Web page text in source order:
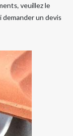
veuillez le
un devis